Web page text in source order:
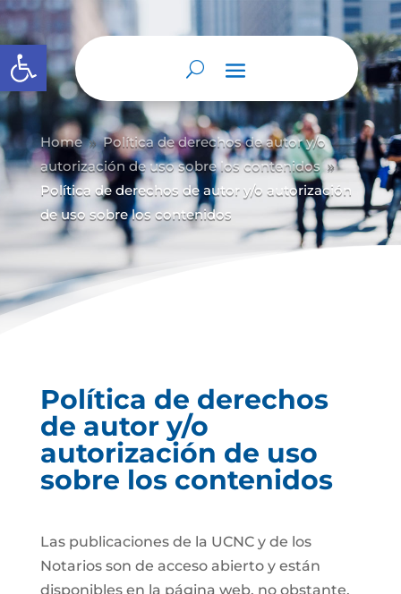
Abrir barra de herramientas
Home 9 Política de derechos de autor y/o
autorización de uso sobre los contenidos 9
Política de derechos de autor y/o autorización
de uso sobre los contenidos
Política de derechos
de autor y/o
autorización de uso
sobre los contenidos
Las publicaciones de la UCNC y de los
Notarios son de acceso abierto y están
disponibles en la página web, no obstante,